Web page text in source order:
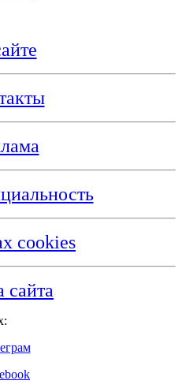
cookies
сайта